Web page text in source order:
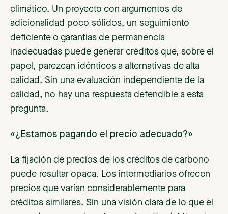
climático. Un proyecto con argumentos de
adicionalidad poco sólidos, un seguimiento
deficiente o garantías de permanencia
inadecuadas puede generar créditos que, sobre el
papel, parezcan idénticos a alternativas de alta
calidad. Sin una evaluación independiente de la
calidad, no hay una respuesta defendible a esta
pregunta.
«¿Estamos pagando el precio adecuado?»
La fijación de precios de los créditos de carbono
puede resultar opaca. Los intermediarios ofrecen
precios que varían considerablemente para
créditos similares. Sin una visión clara de lo que el